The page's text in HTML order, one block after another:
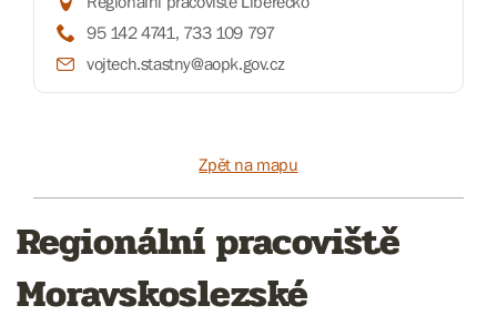
95 142 4741, 733 109 797
vojtech.stastny@aopk.gov.cz
Zpět na mapu
Regionální pracoviště
Moravskoslezské